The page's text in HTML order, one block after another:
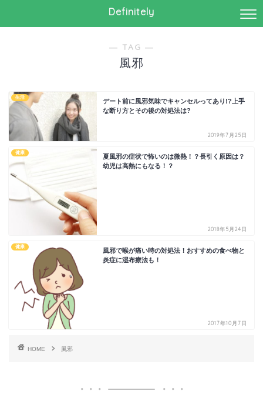
Definitely
― TAG ―
風邪
生活
デート前に風邪気味でキャンセルってあり!?上手
な断り方とその後の対処法は?
2019年7月25日
健康
夏風邪の症状で怖いのは微熱！？長引く原因は？
幼児は高熱にもなる！？
2018年5月24日
健康
風邪で喉が痛い時の対処法！おすすめの食べ物と
炎症に湿布療法も！
2017年10月7日
HOME 風邪